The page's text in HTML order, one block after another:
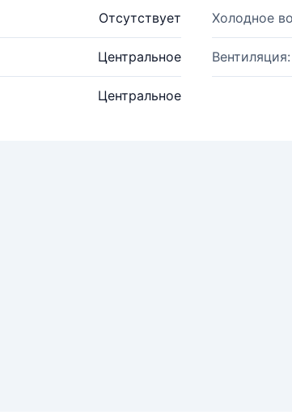
Отсутствует Холодное
Центральное Вентиляция:
Центральное